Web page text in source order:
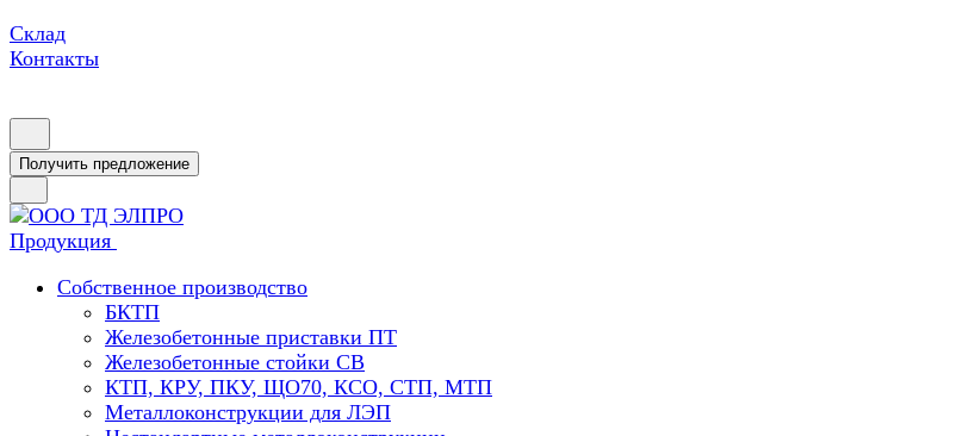
Склад
Контакты
Получить предложение
Продукция
Собственное производство
БКТП
Железобетонные приставки ПТ
Железобетонные стойки СВ
КТП, КРУ, ПКУ, ЩО70, КСО, СТП, МТП
Металлоконструкции для ЛЭП